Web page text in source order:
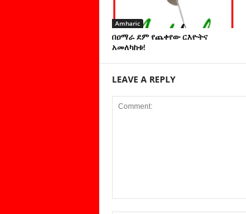
Amharic
በዐማራ ደም የጨቀየው ርእዮትና
አመለካከቱ!
LEAVE A REPLY